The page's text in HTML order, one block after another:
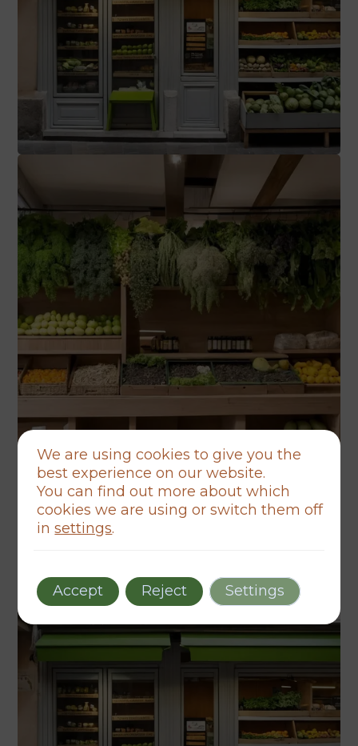
We are using cookies to give you the
best experience on our website.
You can find out more about which
cookies we are using or switch them off
insettings.
Accept Reject Settings